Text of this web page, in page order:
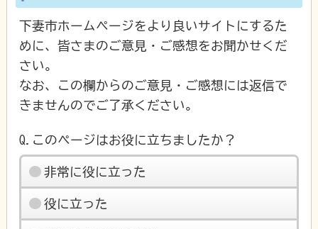
下妻市ホームページをより良いサイトにするた
めに、皆さまのご意見・ご感想をお聞かせくだ
さい。
なお、この欄からのご意見・ご感想には返信で
きませんのでご了承ください。
Q.このページはお役に立ちましたか？
非常に役に立った
役に立った